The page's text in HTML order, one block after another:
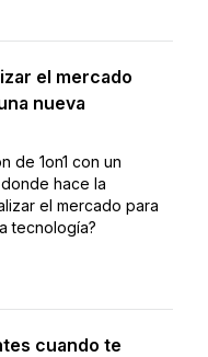
el mercado
nueva
de 1on1 con un
hace la
el mercado para
tecnología?
cuando te